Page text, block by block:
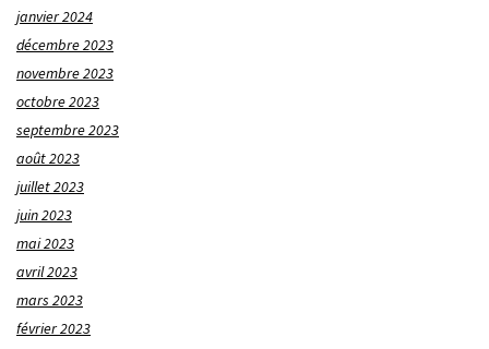
janvier 2024
décembre 2023
novembre 2023
octobre 2023
septembre 2023
août 2023
juillet 2023
juin 2023
mai 2023
avril 2023
mars 2023
février 2023